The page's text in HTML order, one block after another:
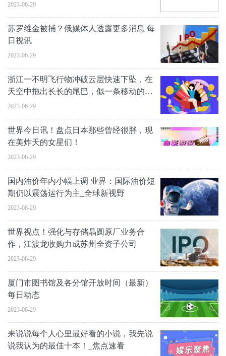
2023-06-29
苏罗维金被捕？俄媒体人透露更多消息 每
日视讯
2023-06-29
浙江一不明飞行物冲破云层快速下坠，在
天空中拖出长长的尾巴，似一条移动的蛇
_报资讯
2023-06-29
世界今日讯！盘点日本那些曾经很胖，现
在美炸天的女星们！
2023-06-29
国内油价年内小幅上调 业界：国际油价短
期仍以震荡运行为主_全球新视野
2023-06-29
世界视点！强化与存储晶圆原厂业务合
作，江波龙收购力成苏州全资子公司
2023-06-29
厦门市图书馆及各分馆开放时间（最新）
每日动态
2023-06-29
来说说每个人心里最好看的小说，我先说
说我认为的最佳十本！_焦点速看